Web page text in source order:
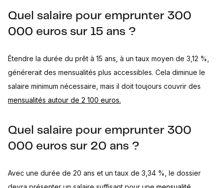
Quel salaire pour emprunter 300
000 euros sur 15 ans ?
Étendre la durée du prêt à 15 ans, à un taux moyen de 3,12 %,
générerait des mensualités plus accessibles. Cela diminue le
salaire minimum nécessaire, mais il doit toujours couvrir des
mensualités autour de 2 100 euros.
Quel salaire pour emprunter 300
000 euros sur 20 ans ?
Avec une durée de 20 ans et un taux de 3,34 %, le dossier